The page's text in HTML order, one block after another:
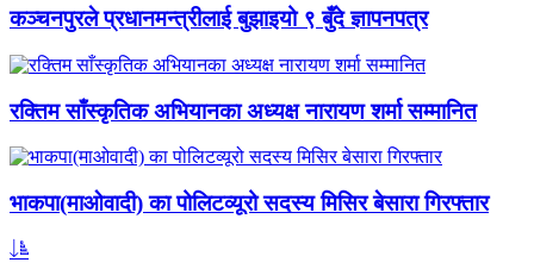
कञ्चनपुरले प्रधानमन्त्रीलाई बुझाइयो ९ बुँदे ज्ञापनपत्र
रक्तिम साँस्कृतिक अभियानका अध्यक्ष नारायण शर्मा सम्मानित
भाकपा(माओवादी) का पोलिटव्यूरो सदस्य मिसिर बेसारा गिरफ्तार